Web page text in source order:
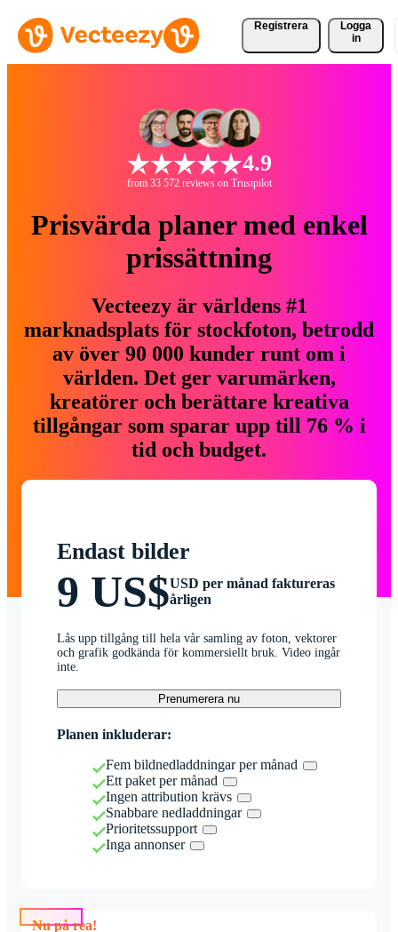
Registrera
Logga
in
4.9
from 33 572 reviews on Trustpilot
Prisvärda planer med enkel
prissättning
Vecteezy är världens #1
marknadsplats för stockfoton, betrodd
av över 90 000 kunder runt om i
världen. Det ger varumärken,
kreatörer och berättare kreativa
tillgångar som sparar upp till 76 % i
tid och budget.
Endast bilder
9 US$USD per månad faktureras
årligen
Lås upp tillgång till hela vår samling av foton, vektorer
och grafik godkända för kommersiellt bruk. Video ingår
inte.
Prenumerera nu
Planen inkluderar:
Fem bildnedladdningar per månad
Ett paket per månad
Ingen attribution krävs
Snabbare nedladdningar
Prioritetssupport
Inga annonser
Nu på rea!